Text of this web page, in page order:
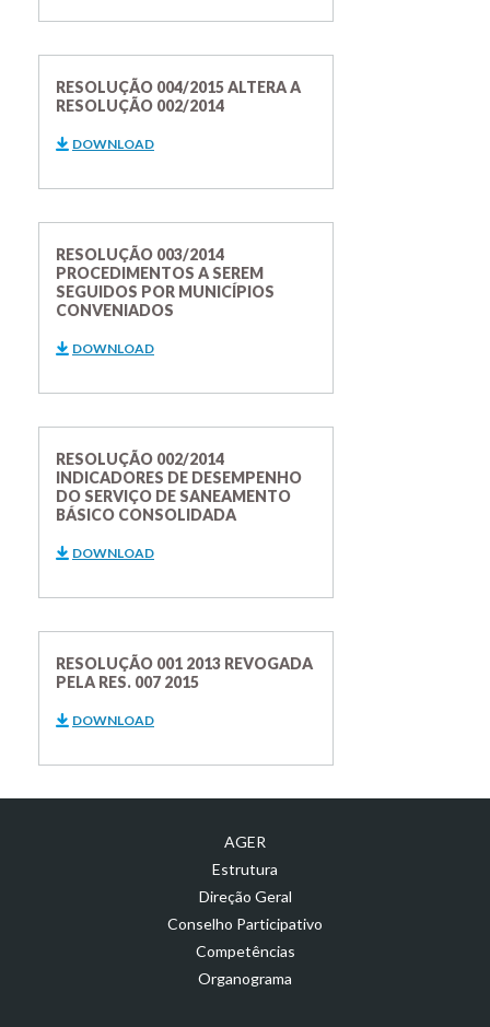
RESOLUÇÃO 004/2015 ALTERA A
RESOLUÇÃO 002/2014
DOWNLOAD
RESOLUÇÃO 003/2014
PROCEDIMENTOS A SEREM
SEGUIDOS POR MUNICÍPIOS
CONVENIADOS
DOWNLOAD
RESOLUÇÃO 002/2014
INDICADORES DE DESEMPENHO
DO SERVIÇO DE SANEAMENTO
BÁSICO CONSOLIDADA
DOWNLOAD
RESOLUÇÃO 001 2013 REVOGADA
PELA RES. 007 2015
DOWNLOAD
AGER
Estrutura
Direção Geral
Conselho Participativo
Competências
Organograma